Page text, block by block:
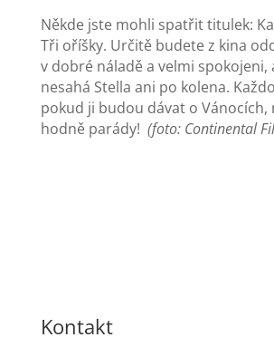
Někde jste mohli spatřit titulek:
Tři oříšky. Určitě budete z kina
v dobré náladě a velmi spokojeni,
nesahá Stella ani po kolena.
pokud ji budou dávat o Vánocích,
hodně parády! (foto: Continental
Kontakt